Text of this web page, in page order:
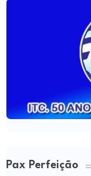
Pax Perfeição